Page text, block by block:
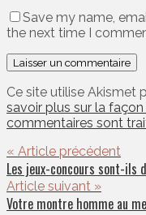
Save my name,
the next time I
Ce site utilise Akismet
savoir plus sur la
commentaires sont
« Article précédent
Les jeux-concours sont-ils
Article suivant »
Votre montre homme au